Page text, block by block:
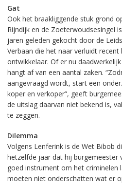
Gat
Ook het braakliggende stuk grond
Rijndijk en de Zoeterwoudsesingel
jaren geleden gekocht door de
Verbaan die het naar verluidt
ontwikkelaar. Of er nu
hangt af van een aantal zaken.
aangevraagd wordt, start een
koper en verkoper”, geeft
de uitslag daarvan niet bekend is,
te zeggen.
Dilemma
Volgens Lenferink is de Wet Bibob
hetzelfde jaar dat hij burgemeester
goed instrument om het criminelen
moeten niet onderschatten wat er